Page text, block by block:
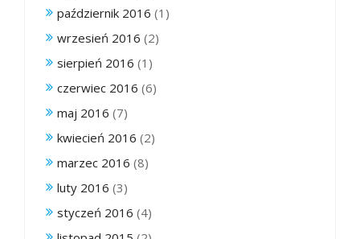
październik 2016 (1)
wrzesień 2016 (2)
sierpień 2016 (1)
czerwiec 2016 (6)
maj 2016 (7)
kwiecień 2016 (2)
marzec 2016 (8)
luty 2016 (3)
styczeń 2016 (4)